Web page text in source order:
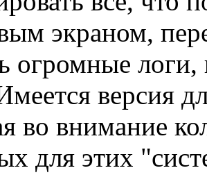
экраном,
огромные
версия
во внимание
для этих